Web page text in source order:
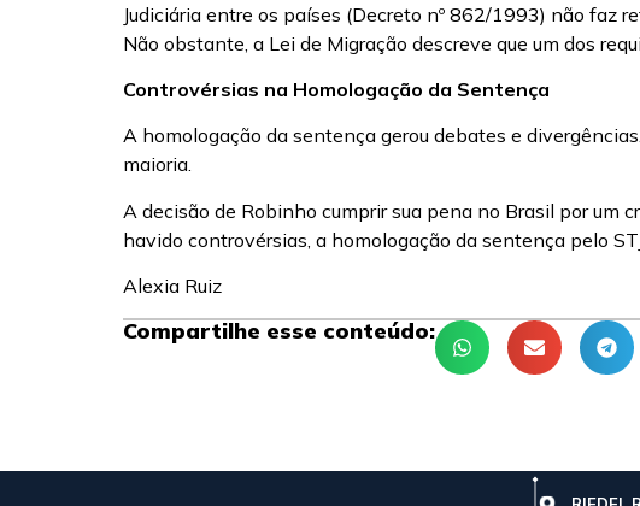
Judiciária entre os países (Decreto nº 862/1993) não faz
Não obstante, a Lei de Migração descreve que um dos
Controvérsias na Homologação da Sentença
A homologação da sentença gerou debates e
maioria.
A decisão de Robinho cumprir sua pena no Brasil por um
havido controvérsias, a homologação da sentença pelo
Alexia Ruiz
Compartilhe esse conteúdo: